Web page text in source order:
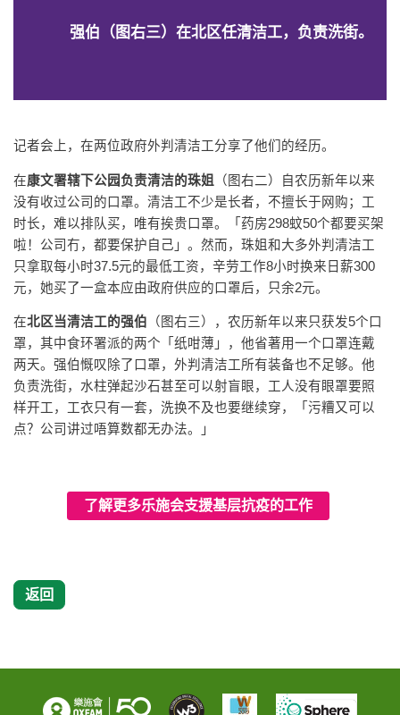
强伯（图右三）在北区任清洁工，负责洗街。
记者会上，在两位政府外判清洁工分享了他们的经历。
在康文署辖下公园负责清洁的珠姐
（图右二）自农历新年以来
没有收过公司的口罩。清洁工不少是长者，不擅长于网购；工
时长，难以排队买，唯有挨贵口罩。「药房298蚊50个都要买架
啦！公司冇，都要保护自己」。然而，珠姐和大多外判清洁工
只拿取每小时37.5元的最低工资，辛劳工作8小时换来日薪300
元，她买了一盒本应由政府供应的口罩后，只余2元。
在北区当清洁工的强伯 （图右三），农历新年以来只获发5个口
罩，其中食环署派的两个「纸咁薄」，他省著用一个口罩连戴
两天。强伯慨叹除了口罩，外判清洁工所有装备也不足够。他
负责洗街，水柱弹起沙石甚至可以射盲眼，工人没有眼罩要照
样开工，工衣只有一套，洗换不及也要继续穿，「污糟又可以
点？公司讲过唔算数都无办法。」
了解更多乐施会支援基层抗疫的工作
返回